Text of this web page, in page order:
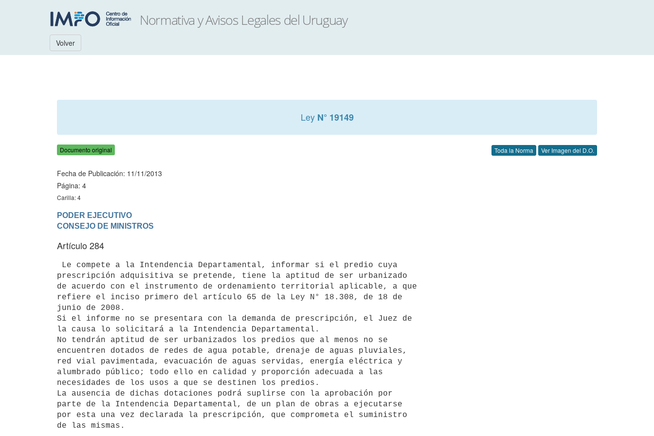
Volver
Ley N° 19149
Documento original Toda la Norma Ver Imagen del D.O.
Fecha de Publicación: 11/11/2013
Página: 4
Carilla: 4
PODER EJECUTIVO
Artículo 284
prescripción adquisitiva se pretende, tiene la aptitud de ser urbanizado
de acuerdo con el instrumento de ordenamiento territorial aplicable, a que
refiere el inciso primero del artículo 65 de la Ley N° 18.308, de 18 de
junio de 2008.
Si el informe no se presentara con la demanda de prescripción, el Juez de
la causa lo solicitará a la Intendencia Departamental.
No tendrán aptitud de ser urbanizados los predios que al menos no se
encuentren dotados de redes de agua potable, drenaje de aguas pluviales,
red vial pavimentada, evacuación de aguas servidas, energía eléctrica y
alumbrado público; todo ello en calidad y proporción adecuada a las
necesidades de los usos a que se destinen los predios.
La ausencia de dichas dotaciones podrá suplirse con la aprobación por
parte de la Intendencia Departamental, de un plan de obras a ejecutarse
por esta una vez declarada la prescripción, que comprometa el suministro